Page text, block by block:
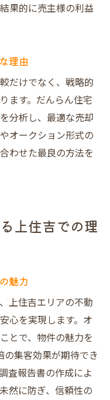
果的に売主様の利益
理由
だけでなく、戦略的
ます。だんらん住宅
分析し、最適な売却
オークション形式の
わせた最良の方法を
上住吉での理
魅力
上住吉エリアの不動
心を実現します。オ
とで、物件の魅力を
集客効果が期待でき
査報告書の作成によ
然に防ぎ、信頼性の